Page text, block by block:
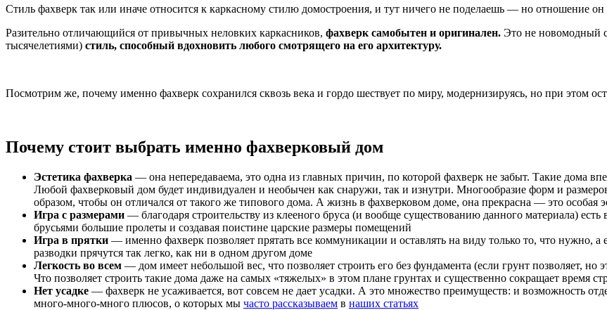
Стиль фахверк так или иначе относится к каркасному стилю домостроения, и тут ничего не поделаешь — но отношение он
Разительно отличающийся от привычных неловких каркасников, фахверк самобытен и оригинален. Это не новомодный
тысячелетиями) стиль, способный вдохновить любого смотрящего на его архитектуру.
Посмотрим же, почему именно фахверк сохранился сквозь века и гордо шествует по миру, модернизируясь, но при этом
Почему стоит выбрать именно фахверковый дом
Эстетика фахверка — она непередаваема, это одна из главных причин, по которой фахверк не забыт. Такие дома
Любой фахверковый дом будет индивидуален и необычен как снаружи, так и изнутри. Многообразие форм и
образом, чтобы он отличался от такого же типового дома. А жизнь в фахверковом доме, она прекрасна — это особая
Игра с размерами — благодаря строительству из клееного бруса (и вообще существованию данного материала)
брусьями большие пролеты и создавая поистине царские размеры помещений
Игра в прятки — именно фахверк позволяет прятать все коммуникации и оставлять на виду только то, что нужно,
разводки прячутся так легко, как ни в одном другом доме
Легкость во всем — дом имеет небольшой вес, что позволяет строить его без фундамента (если грунт позволяет, но
Что позволяет строить такие дома даже на самых «тяжелых» в этом плане грунтах и существенно сокращает время
Нет усадке — фахверк не усаживается, вот совсем не дает усадки. А это множество преимуществ: и возможность
много-много-много плюсов, о которых мы часто рассказываем в наших статьях